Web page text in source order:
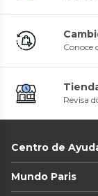
Conoce
Revisa
Centro de
Mundo Paris